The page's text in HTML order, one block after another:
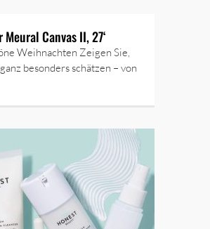
Meural Canvas II, 27‘
Weihnachten Zeigen Sie,
besonders schätzen – von